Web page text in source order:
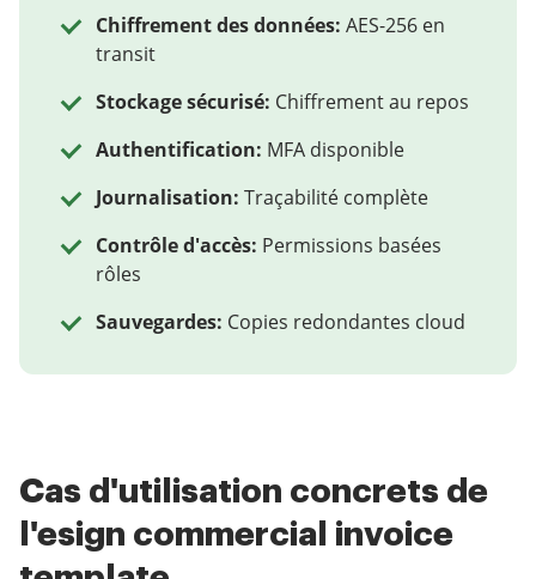
Chiffrement des données: AES-256 en
transit
Stockage sécurisé: Chiffrement au repos
Authentification: MFA disponible
Journalisation: Traçabilité complète
Contrôle d'accès: Permissions basées
rôles
Sauvegardes: Copies redondantes cloud
Cas d'utilisation concrets de
l'esign commercial invoice